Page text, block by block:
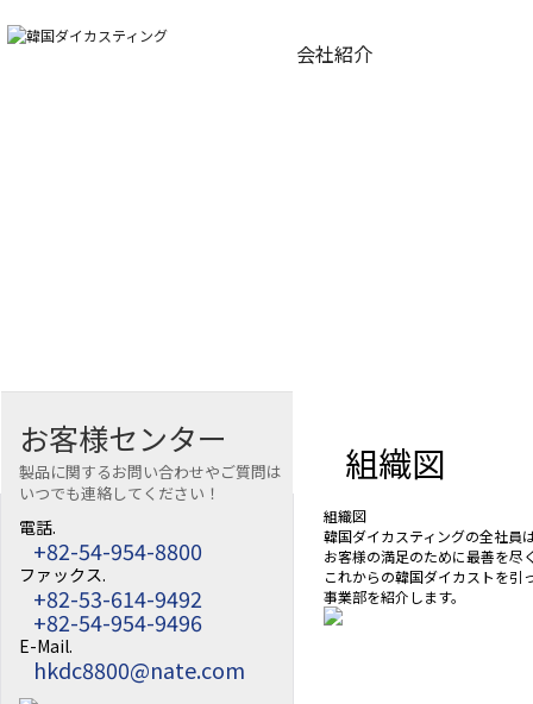
会社紹介
About Us
会社紹介
CEOご挨拶
会社概要
沿革
組織図
お客様センター
製品に関するお問い合わせやご質問は
いつでも連絡してください！
電話.
+82-54-954-8800
ファックス.
+82-53-614-9492
+82-54-954-9496
E-Mail.
hkdc8800@nate.com
組織図
組織図
韓国ダイカスティングの全社員
お客様の満足のために最善を尽
これからの韓国ダイカストを引
事業部を紹介します。